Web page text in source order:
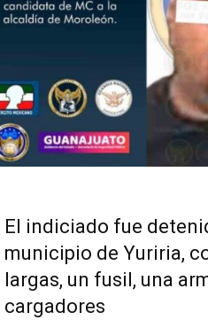
El indiciado fue
municipio de Yuriria,
largas, un fusil, una
cargadores